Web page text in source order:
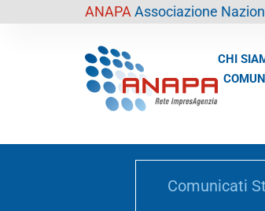
ANAPA Associazione
CHI
Comunicati